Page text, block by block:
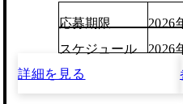
応募期限
2026
スケジュール
2026
詳細を見る